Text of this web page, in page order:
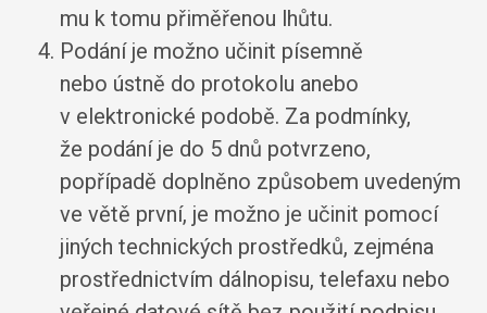
mu k tomu přiměřenou lhůtu.
Podání je možno učinit písemně
nebo ústně do protokolu anebo
v elektronické podobě. Za podmínky,
že podání je do 5 dnů potvrzeno,
popřípadě doplněno způsobem uvedeným
ve větě první, je možno je učinit pomocí
jiných technických prostředků, zejména
prostřednictvím dálnopisu, telefaxu nebo